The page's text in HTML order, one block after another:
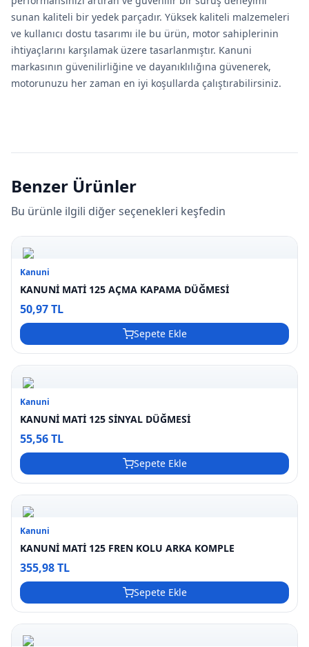
sunan kaliteli bir yedek parçadır. Yüksek kaliteli malzemeleri
ve kullanıcı dostu tasarımı ile bu ürün, motor sahiplerinin
ihtiyaçlarını karşılamak üzere tasarlanmıştır. Kanuni
markasının güvenilirliğine ve dayanıklılığına güvenerek,
motorunuzu her zaman en iyi koşullarda çalıştırabilirsiniz.
Benzer Ürünler
Bu ürünle ilgili diğer seçenekleri keşfedin
Kanuni
KANUNİ MATİ 125 AÇMA KAPAMA DÜĞMESİ
50,97 TL
Sepete Ekle
Kanuni
KANUNİ MATİ 125 SİNYAL DÜĞMESİ
55,56 TL
Sepete Ekle
Kanuni
KANUNİ MATİ 125 FREN KOLU ARKA KOMPLE
355,98 TL
Sepete Ekle